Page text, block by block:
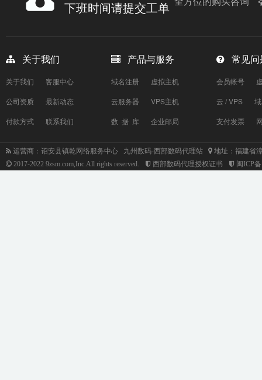
下班时间请提交工单
关于我们
关于我们
客服中心
公司资质
最新动态
付款方式
联系我们
产品与服务
域名注册
虚拟主机
云服务器
VPS主机
数 据 库
企业邮局
常见问
会员帐号
云 / VPS
支付发票
运营商：诏安县镇乾网络服务中心 九州数码-西部数码代理站
地址：福建省
2017-2022 9zsm.com,Inc.All rights reserved.
西部数码代理授权证书 闽ICP